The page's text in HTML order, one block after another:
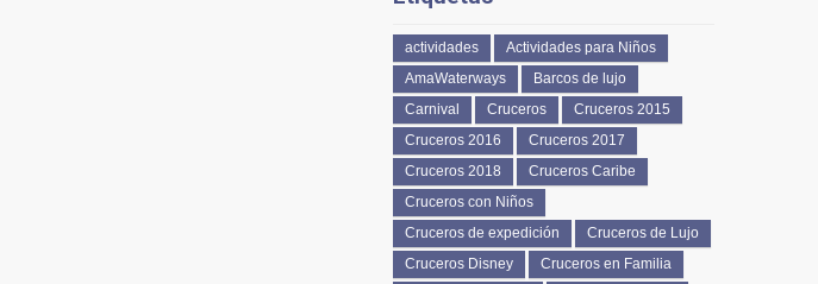
actividades
Actividades para Niños
AmaWaterways
Barcos de lujo
Carnival
Cruceros
Cruceros 2015
Cruceros 2016
Cruceros 2017
Cruceros 2018
Cruceros Caribe
Cruceros con Niños
Cruceros de expedición
Cruceros de Lujo
Cruceros Disney
Cruceros en Familia